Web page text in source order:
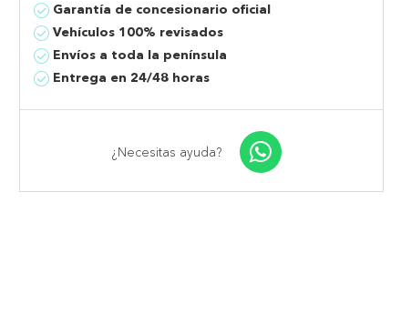
Garantía de concesionario oficial
Vehículos 100% revisados
Envíos a toda la península
Entrega en 24/48 horas
¿Necesitas ayuda?